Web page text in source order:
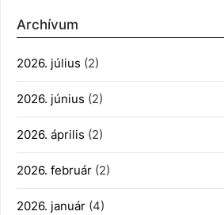
Archívum
2026. július (2)
2026. június (2)
2026. április (2)
2026. február (2)
2026. január (4)